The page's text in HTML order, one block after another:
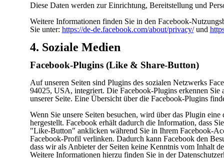
Diese Daten werden zur Einrichtung, Bereitstellung und
Weitere Informationen finden Sie in den Facebook-
Sie unter: https://de-de.facebook.com/about/privacy/und
4. Soziale Medien
Facebook-Plugins (Like & Share-Button)
Auf unseren Seiten sind Plugins des sozialen Netzwerks
94025, USA, integriert. Die Facebook-Plugins erkennen
unserer Seite. Eine Übersicht über die Facebook-Plugins
Wenn Sie unsere Seiten besuchen, wird über das Plugin
hergestellt. Facebook erhält dadurch die Information, dass
"Like-Button" anklicken während Sie in Ihrem Facebook-
Facebook-Profil verlinken. Dadurch kann Facebook den
dass wir als Anbieter der Seiten keine Kenntnis vom Inhalt
Weitere Informationen hierzu finden Sie in der